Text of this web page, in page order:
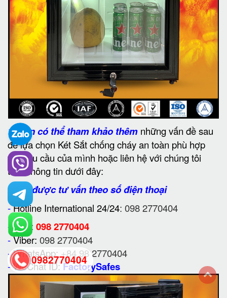
1.Bạn có thể tham khảo thêm những vấn đề sau
để lựa chọn Két Sắt chống cháy an toàn phù hợp
với nhu cầu của mình hoặc liên hệ với chúng tôi
theo thông tin dưới đây:
2. Để được tư vấn theo số điện thoại
-Hotline International 24/24: 098 2770404
- Zalo: 098 2770404
-Viber: 098 2770404
-WhatsApp: +84 98 2770404
-WeChat ID: FactorySafes
0982770404